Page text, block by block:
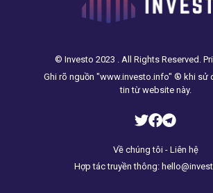
© Investo 2023 . All Rights Reserved.
Ghi rõ nguồn "www.investo.info" ® khi sử
tin từ website này.
Về chúng tôi - Liên hệ
Hợp tác truyền thông: